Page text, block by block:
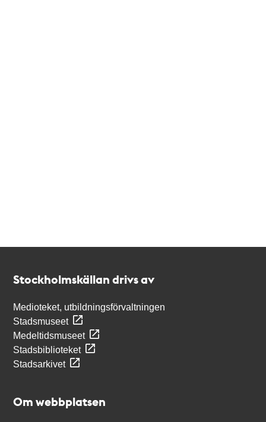
Stockholmskällan drivs av
Medioteket, utbildningsförvaltningen
Stadsmuseet
Medeltidsmuseet
Stadsbiblioteket
Stadsarkivet
Om webbplatsen